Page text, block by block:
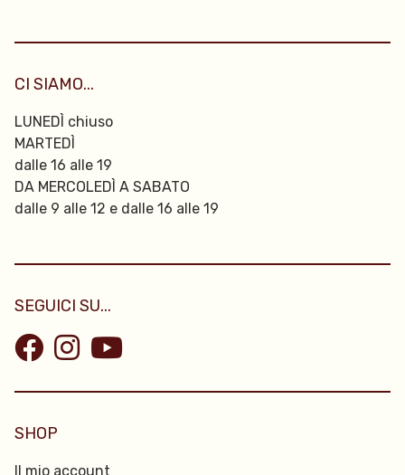
CI SIAMO...
LUNEDÌ chiuso
MARTEDÌ
dalle 16 alle 19
DA MERCOLEDÌ A SABATO
dalle 9 alle 12 e dalle 16 alle 19
SEGUICI SU...
SHOP
Il mio account